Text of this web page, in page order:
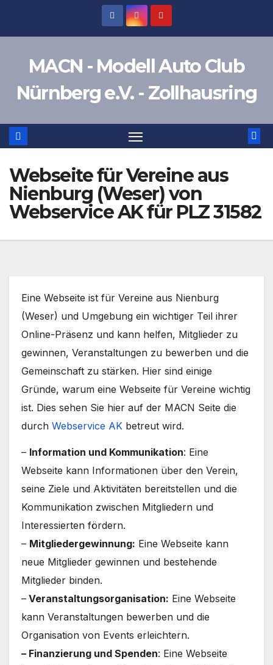
MACN - Modell Auto Club
Nürnberg e.V. - Zollhausring
Webseite für Vereine aus
Nienburg (Weser) von
Webservice AK für PLZ 31582
Eine Webseite ist für Vereine aus Nienburg
(Weser) und Umgebung ein wichtiger Teil ihrer
Online-Präsenz und kann helfen, Mitglieder zu
gewinnen, Veranstaltungen zu bewerben und die
Gemeinschaft zu stärken. Hier sind einige
Gründe, warum eine Webseite für Vereine wichtig
ist. Dies sehen Sie hier auf der MACN Seite die
durch Webservice AK betreut wird.
– Information und Kommunikation: Eine
Webseite kann Informationen über den Verein,
seine Ziele und Aktivitäten bereitstellen und die
Kommunikation zwischen Mitgliedern und
Interessierten fördern.
– Mitgliedergewinnung: Eine Webseite kann
neue Mitglieder gewinnen und bestehende
Mitglieder binden.
– Veranstaltungsorganisation: Eine Webseite
kann Veranstaltungen bewerben und die
Organisation von Events erleichtern.
– Finanzierung und Spenden: Eine Webseite